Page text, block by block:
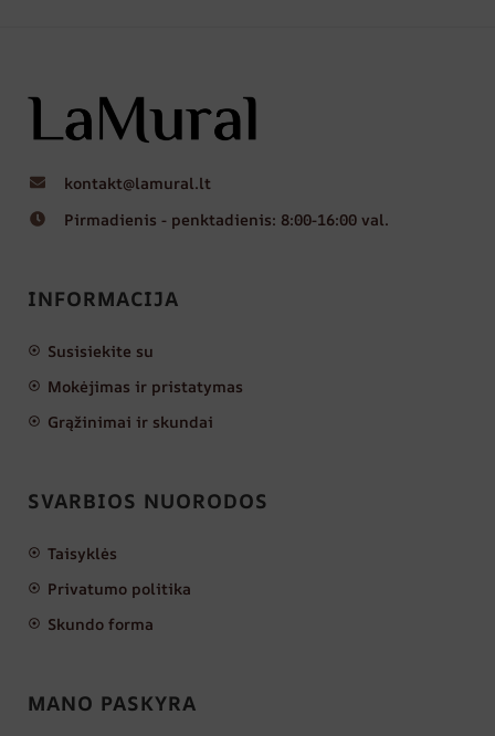
kontakt@lamural.lt
Pirmadienis - penktadienis: 8:00-16:00 val.
INFORMACIJA
Susisiekite su
Mokėjimas ir pristatymas
Grąžinimai ir skundai
SVARBIOS NUORODOS
Taisyklės
Privatumo politika
Skundo forma
MANO PASKYRA